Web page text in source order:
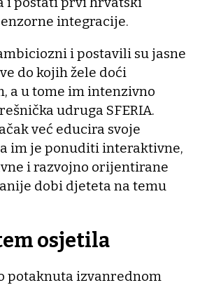
integracije.
i postavili su jasne
do kojih žele doći
a u tome im intenzivno
udruga SFERIA.
već educira svoje
im je ponuditi interaktivne,
i razvojno orijentirane
dobi djeteta na temu
osjetila
potaknuta izvanrednom